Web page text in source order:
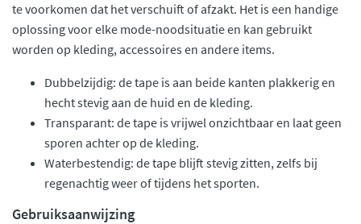
te voorkomen dat het verschuift of afzakt. Het is een handige
oplossing voor elke mode-noodsituatie en kan gebruikt
worden op kleding, accessoires en andere items.
Dubbelzijdig: de tape is aan beide kanten plakkerig en
hecht stevig aan de huid en de kleding.
Transparant: de tape is vrijwel onzichtbaar en laat geen
sporen achter op de kleding.
Waterbestendig: de tape blijft stevig zitten, zelfs bij
regenachtig weer of tijdens het sporten.
Gebruiksaanwijzing